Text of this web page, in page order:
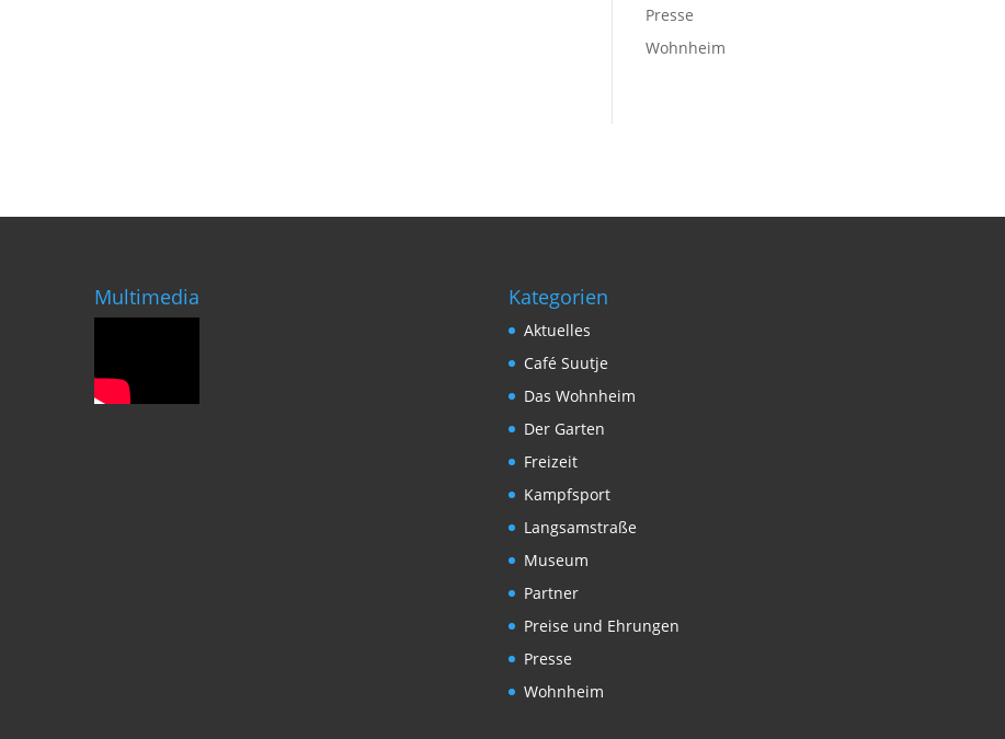
Presse
Wohnheim
Multimedia Kategorien
Aktuelles
Café Suutje
Das Wohnheim
Der Garten
Freizeit
Kampfsport
Langsamstraße
Museum
Partner
Preise und Ehrungen
Presse
Wohnheim